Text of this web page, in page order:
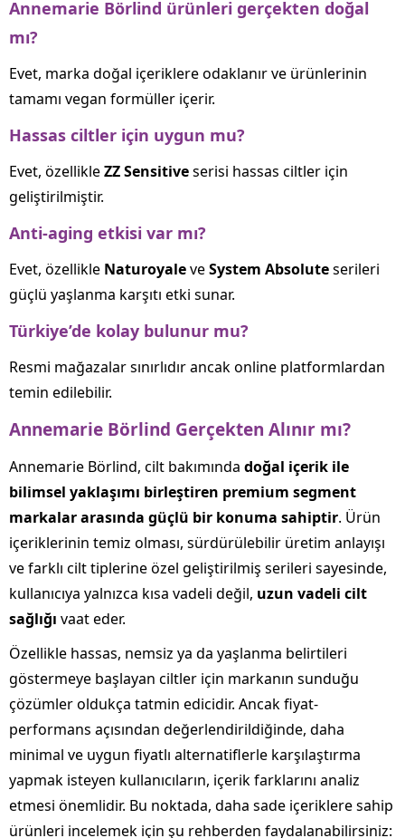
Annemarie Börlind ürünleri gerçekten doğal
mı?
Evet, marka doğal içeriklere odaklanır ve ürünlerinin
tamamı vegan formüller içerir.
Hassas ciltler için uygun mu?
Evet, özellikleZZ Sensitiveserisi hassas ciltler için
geliştirilmiştir.
Anti-aging etkisi var mı?
Evet, özellikle NaturoyaleveSystem Absoluteserileri
güçlü yaşlanma karşıtı etki sunar.
Türkiye’de kolay bulunur mu?
Resmi mağazalar sınırlıdır ancak online platformlardan
temin edilebilir.
Annemarie Börlind Gerçekten Alınır mı?
Annemarie Börlind, cilt bakımında doğal içerik ile
bilimsel yaklaşımı birleştiren premium segment
markalar arasında güçlü bir konuma sahiptir. Ürün
içeriklerinin temiz olması, sürdürülebilir üretim anlayışı
ve farklı cilt tiplerine özel geliştirilmiş serileri sayesinde,
kullanıcıya yalnızca kısa vadeli değil, uzun vadeli cilt
sağlığı vaat eder.
Özellikle hassas, nemsiz ya da yaşlanma belirtileri
göstermeye başlayan ciltler için markanın sunduğu
çözümler oldukça tatmin edicidir. Ancak fiyat-
performans açısından değerlendirildiğinde, daha
minimal ve uygun fiyatlı alternatiflerle karşılaştırma
yapmak isteyen kullanıcıların, içerik farklarını analiz
etmesi önemlidir. Bu noktada, daha sade içeriklere sahip
ürünleri incelemek için şu rehberden faydalanabilirsiniz: